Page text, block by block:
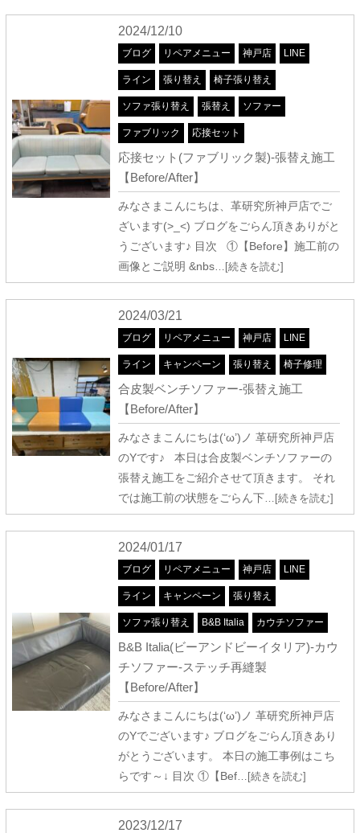
2024/12/10
ブログ リペアメニュー 神戸店 LINE
ライン 張り替え 椅子張り替え
ソファ張り替え 張替え ソファー
ファブリック 応接セット
応接セット(ファブリック製)-張替え施工
【Before/After】
みなさまこんにちは、革研究所神戸店でご
ざいます(>_<) ブログをごらん頂きありがと
うございます♪ 目次 ①【Before】施工前の
画像とご説明 &nbs…[続きを読む]
2024/03/21
ブログ リペアメニュー 神戸店 LINE
ライン キャンペーン 張り替え 椅子修理
合皮製ベンチソファー-張替え施工
【Before/After】
みなさまこんにちは(‘ω’)ノ 革研究所神戸店
のYです♪ 本日は合皮製ベンチソファーの
張替え施工をご紹介させて頂きます。 それ
では施工前の状態をごらん下…[続きを読む]
2024/01/17
ブログ リペアメニュー 神戸店 LINE
ライン キャンペーン 張り替え
ソファ張り替え B&B Italia カウチソファー
B&B Italia(ビーアンドビーイタリア)-カウ
チソファー-ステッチ再縫製
【Before/After】
みなさまこんにちは(‘ω’)ノ 革研究所神戸店
のYでございます♪ ブログをごらん頂きあり
がとうございます。 本日の施工事例はこち
らです～↓ 目次 ①【Bef…[続きを読む]
2023/12/17